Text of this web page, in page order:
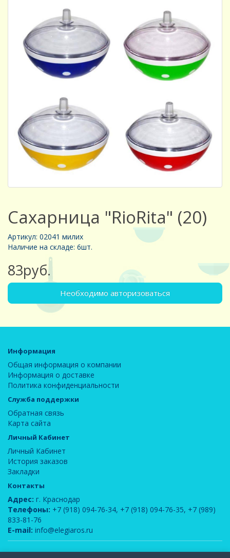
Сахарница "RioRita" (20)
Артикул: 02041 милих
Наличие на складе: 6шт.
83руб.
Необходимо авторизоваться
Информация
Общая информация о компании
Информация о доставке
Политика конфиденциальности
Служба поддержки
Обратная связь
Карта сайта
Личный Кабинет
Личный Кабинет
История заказов
Закладки
Контакты
Адрес: г. Краснодар
Телефоны: +7 (918) 094-76-34, +7 (918) 094-76-35, +7 (989)
833-81-76
E-mail: info@elegiaros.ru
ООО "Новелла"© 2026